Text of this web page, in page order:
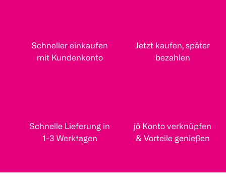
Schneller einkaufen
mit Kundenkonto
Jetzt kaufen, später
bezahlen
Schnelle Lieferung in
1-3 Werktagen
jö Konto verknüpfen
& Vorteile genießen